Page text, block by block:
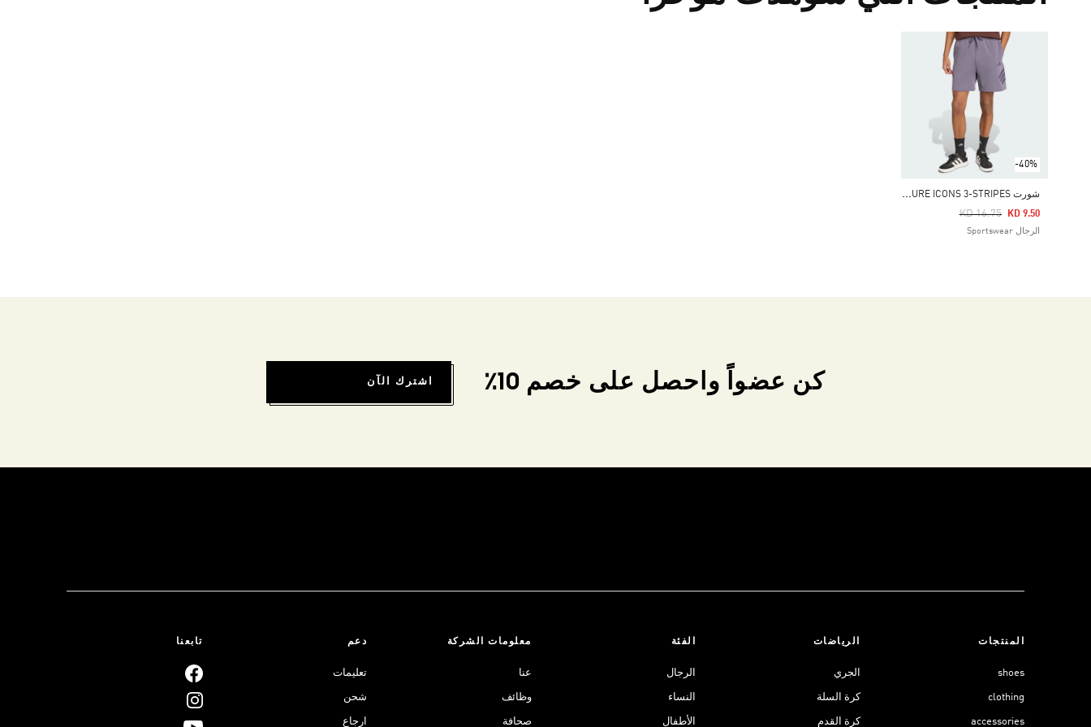
-40%
ش
ورت FUTURE ICONS 3-STRIPES
Price Reduced From
KD 16.75
To KD 9.50
الرجال Sportswear
كن عضواً واحصل على خصم 10٪ اشترك الآن
المنتجات
shoes
clothing
accessories
الرياضات
الجري
كرة السلة
كرة القدم
الفئة
الرجال
النساء
الأطفال
معلومات الشركة
عنا
وظائف
صحافة
دعم
تعليمات
شحن
ارجاع
تابعنا